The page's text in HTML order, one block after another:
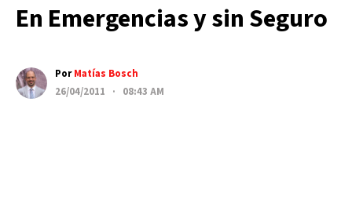
En Emergencias y sin Seguro
PorMatías Bosch
26/04/2011 · 08:43 AM